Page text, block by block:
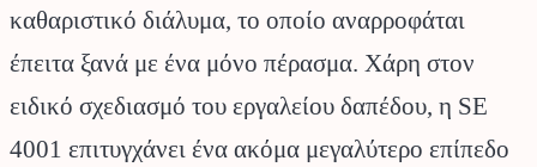
καθαριστικό διάλυμα, το οποίο αναρροφάται
έπειτα ξανά με ένα μόνο πέρασμα. Χάρη στον
ειδικό σχεδιασμό του εργαλείου δαπέδου, η SE
4001 επιτυγχάνει ένα ακόμα μεγαλύτερο επίπεδο